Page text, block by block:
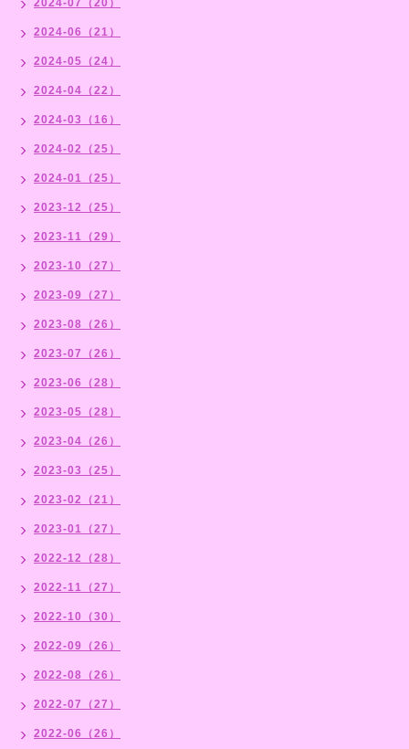
2024-06（21）
2024-05（24）
2024-04（22）
2024-03（16）
2024-02（25）
2024-01（25）
2023-12（25）
2023-11（29）
2023-10（27）
2023-09（27）
2023-08（26）
2023-07（26）
2023-06（28）
2023-05（28）
2023-04（26）
2023-03（25）
2023-02（21）
2023-01（27）
2022-12（28）
2022-11（27）
2022-10（30）
2022-09（26）
2022-08（26）
2022-07（27）
2022-06（26）